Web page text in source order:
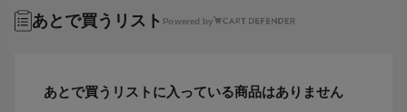
あとで買うリスト Powered by
あとで買うリストに入っている商品はありません